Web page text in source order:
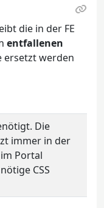
die in der FE
entfallenen
ersetzt werden
Die
immer in der
Portal
CSS